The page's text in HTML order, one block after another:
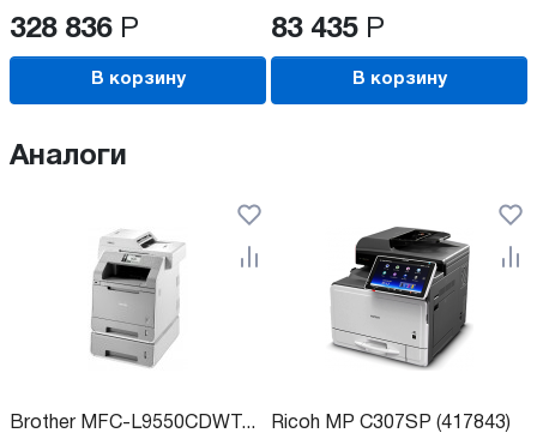
328 836 Р
В корзину
83 435 Р
В корзину
Аналоги
Brother MFC-L9550CDWT... Ricoh MP C307SP (417843)